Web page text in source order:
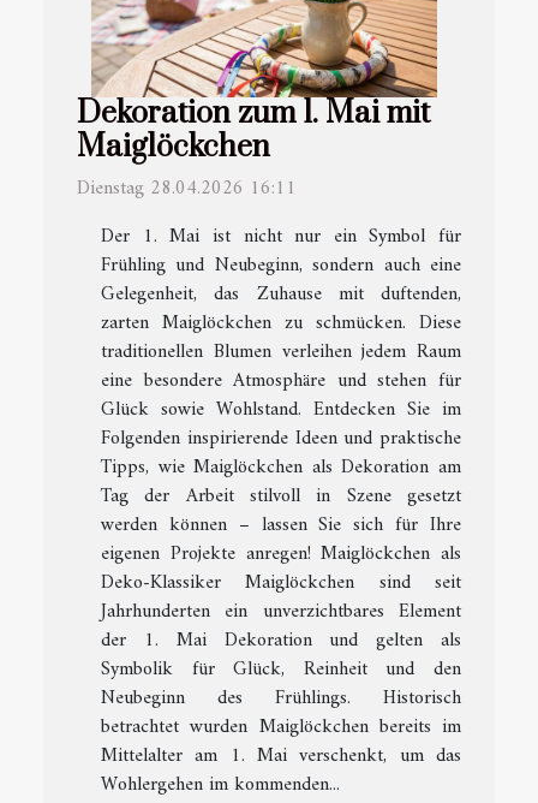
Dekoration zum 1. Mai mit
Maiglöckchen
Dienstag 28.04.2026 16:11
Der 1. Mai ist nicht nur ein Symbol für
Frühling und Neubeginn, sondern auch eine
Gelegenheit, das Zuhause mit duftenden,
zarten Maiglöckchen zu schmücken. Diese
traditionellen Blumen verleihen jedem Raum
eine besondere Atmosphäre und stehen für
Glück sowie Wohlstand. Entdecken Sie im
Folgenden inspirierende Ideen und praktische
Tipps, wie Maiglöckchen als Dekoration am
Tag der Arbeit stilvoll in Szene gesetzt
werden können – lassen Sie sich für Ihre
eigenen Projekte anregen! Maiglöckchen als
Deko-Klassiker Maiglöckchen sind seit
Jahrhunderten ein unverzichtbares Element
der 1. Mai Dekoration und gelten als
Symbolik für Glück, Reinheit und den
Neubeginn des Frühlings. Historisch
betrachtet wurden Maiglöckchen bereits im
Mittelalter am 1. Mai verschenkt, um das
Wohlergehen im kommenden...